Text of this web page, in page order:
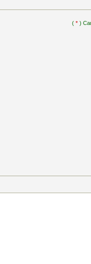
( * )